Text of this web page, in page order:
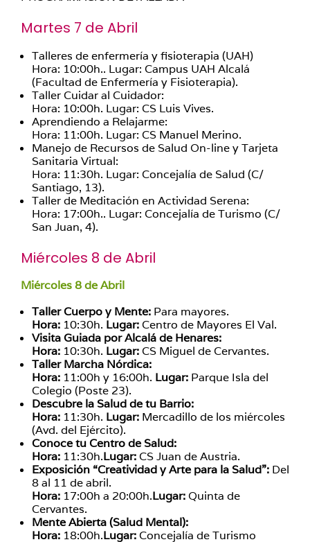
Martes 7 de Abril
Talleres de enfermería y fisioterapia (UAH)
Hora: 10:00h.. Lugar: Campus UAH Alcalá
(Facultad de Enfermería y Fisioterapia).
Taller Cuidar al Cuidador:
Hora: 10:00h. Lugar: CS Luis Vives.
Aprendiendo a Relajarme:
Hora: 11:00h. Lugar: CS Manuel Merino.
Manejo de Recursos de Salud On-line y Tarjeta
Sanitaria Virtual:
Hora: 11:30h. Lugar: Concejalía de Salud (C/
Santiago, 13).
Taller de Meditación en Actividad Serena:
Hora: 17:00h.. Lugar: Concejalía de Turismo (C/
San Juan, 4).
Miércoles 8 de Abril
Miércoles 8 de Abril
Taller Cuerpo y Mente: Para mayores.
Hora: 10:30h. Lugar: Centro de Mayores El Val.
Visita Guiada por Alcalá de Henares:
Hora: 10:30h. Lugar: CS Miguel de Cervantes.
Taller Marcha Nórdica:
Hora: 11:00h y 16:00h. Lugar: Parque Isla del
Colegio (Poste 23).
Descubre la Salud de tu Barrio:
Hora: 11:30h. Lugar: Mercadillo de los miércoles
(Avd. del Ejército).
Conoce tu Centro de Salud:
Hora: 11:30h.Lugar: CS Juan de Austria.
Exposición “Creatividad y Arte para la Salud”: Del
8 al 11 de abril.
Hora: 17:00h a 20:00h.Lugar:Quinta de
Cervantes.
Mente Abierta (Salud Mental):
Hora: 18:00h.Lugar: Concejalía de Turismo